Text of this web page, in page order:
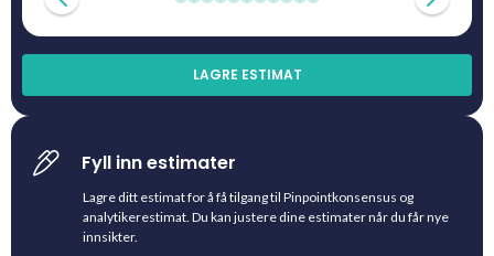
LAGRE ESTIMAT
Fyll inn estimater
Lagre ditt estimat for å få tilgang til Pinpointkonsensus og
analytikerestimat. Du kan justere dine estimater når du får nye
innsikter.